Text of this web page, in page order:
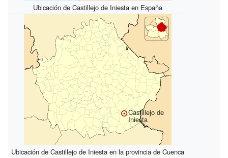
Ubicación de Castillejo de Iniesta en España
Castillejo de
Iniesta
Ubicación de Castillejo de Iniesta en la provincia de Cuenca